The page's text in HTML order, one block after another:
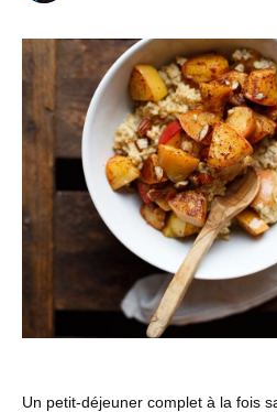
Un petit-déjeuner complet à la fois